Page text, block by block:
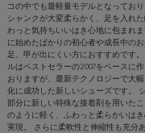
コの中でも最軽量モデルとなっており
シャンクが大変柔らかく、足を入れ
わっと気持ちいいはき心地に包まれ
に始めたばかりの初心者や成長中の
足、甲が出にくい方におすすめです。
ルはベストセラーの2007をベースに
おりますが、最新テクノロジーで大
化に成功した新しいシューズです。
部分に新しい特殊な接着剤を用いた
のように軽く、ふわっと柔らかいは
実現。 さらに柔軟性と伸縮性も充分